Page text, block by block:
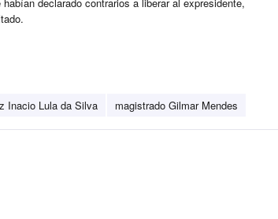
Inacio Lula da Silva magistrado Gilmar Mendes